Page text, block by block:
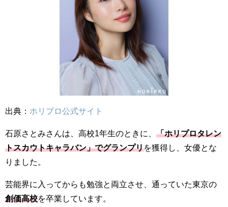
出典： ホリプロ公式サイト
石原さとみさんは、高校1年生のときに、 「ホリプロタレン
トスカウトキャラバン」でグランプリを獲得し、女優とな
りました。
芸能界に入ってからも勉強と両立させ、通っていた東京の
創価高校を卒業しています。